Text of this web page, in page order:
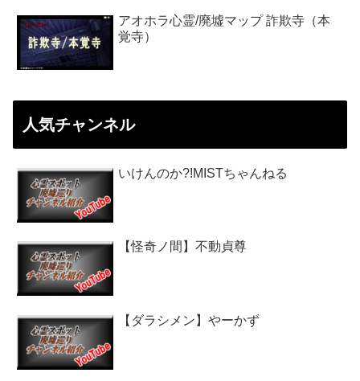
アオホラ心霊/廃墟マップ 詐欺寺（本
覚寺）
人気チャンネル
いけんのか?!MISTちゃんねる
【怪奇ノ間】不動貞尊
【ダラシメン】やーかず